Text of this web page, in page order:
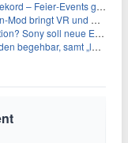
– Feier‑Events gestartet
Ego-Perspektive nach Kanto
neue Einnahmequellen prüfen
samt „lebensgroßem Leon“